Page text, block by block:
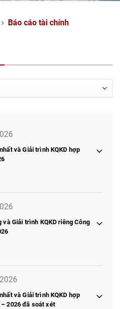
Báo cáo tài chính
và Giải trình KQKD hợp
Giải trình KQKD riêng Công
và Giải trình KQKD hợp
2026 đã soát xét